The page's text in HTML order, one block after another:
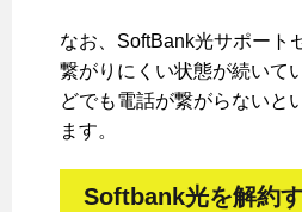
なお、SoftBank光サポート
繋がりにくい状態が続いて
どでも電話が繋がらないと
ます。
Softbank光を解約